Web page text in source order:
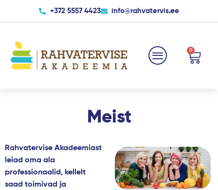
to
+372 5557 4423 info@rahvatervis.ee
0
Cart
Meist
Rahvatervise Akadeemiast
leiad oma ala
professionaalid, kellelt
saad toimivad ja